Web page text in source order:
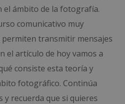
el ámbito de la fotografía.
comunicativo muy
transmitir mensajes
el artículo de hoy vamos a
consiste esta teoría y
fotográfico. Continúa
y recuerda que si quieres